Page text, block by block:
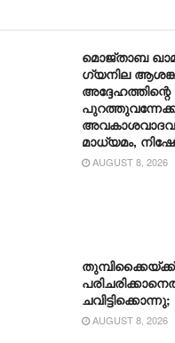
മൊജ്താബ
ഗ്യനില
മാധ്യമം,
AUGUST 8, 2026
തുമ്പിക്കൈയ്ക്ക്
AUGUST 8, 2026